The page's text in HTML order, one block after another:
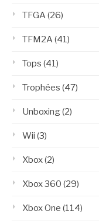
TFGA(26)
TFM2A(41)
Tops (41)
Trophées (47)
Unboxing(2)
Wii (3)
Xbox(2)
Xbox 360 (29)
Xbox One (114)